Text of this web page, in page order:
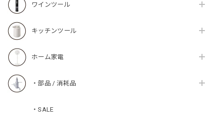
ワインツール
キッチンツール
ホーム家電
・部品 / 消耗品
・SALE